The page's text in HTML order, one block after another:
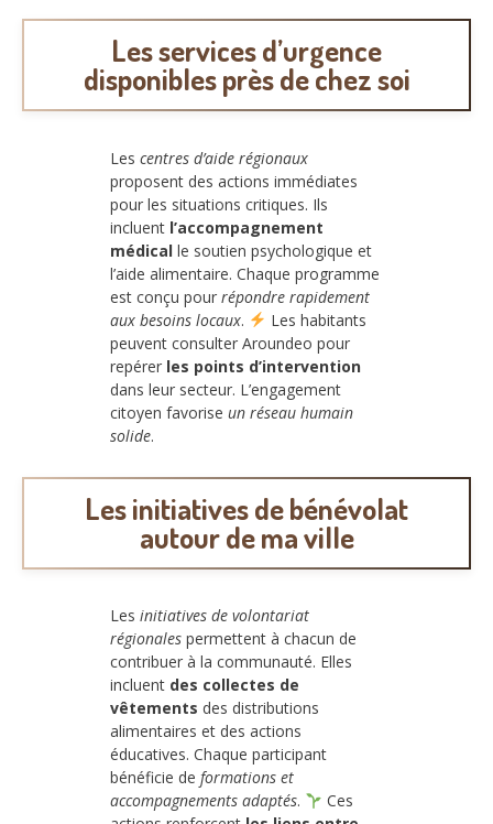
Les services d’urgence
disponibles près de chez soi
Les centres d’aide régionaux
proposent des actions immédiates
pour les situations critiques. Ils
incluent l’accompagnement
médical le soutien psychologique et
l’aide alimentaire. Chaque programme
est conçu pour répondre rapidement
aux besoins locaux.
Les habitants
peuvent consulter Aroundeo pour
repérer les points d’intervention
dans leur secteur. L’engagement
citoyen favorise un réseau humain
solide.
Les initiatives de bénévolat
autour de ma ville
Les initiatives de volontariat
régionales permettent à chacun de
contribuer à la communauté. Elles
incluent des collectes de
vêtements des distributions
alimentaires et des actions
éducatives. Chaque participant
bénéficie de formations et
accompagnements adaptés.
Ces